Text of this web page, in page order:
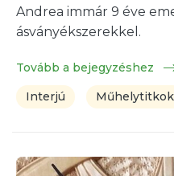
Andrea immár 9 éve
ásványékszerekkel.
Tovább a bejegyzéshez
Interjú
Műhelytitkok